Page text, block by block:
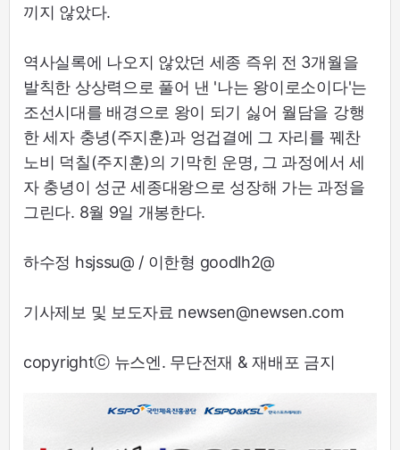
끼지 않았다.
역사실록에 나오지 않았던 세종 즉위 전 3개월을
발칙한 상상력으로 풀어 낸 '나는 왕이로소이다'는
조선시대를 배경으로 왕이 되기 싫어 월담을 강행
한 세자 충녕(주지훈)과 엉겁결에 그 자리를 꿰찬
노비 덕칠(주지훈)의 기막힌 운명, 그 과정에서 세
자 충녕이 성군 세종대왕으로 성장해 가는 과정을
그린다. 8월 9일 개봉한다.
하수정 hsjssu@ / 이한형 goodlh2@
기사제보 및 보도자료 newsen@newsen.com
copyrightⓒ 뉴스엔. 무단전재 & 재배포 금지